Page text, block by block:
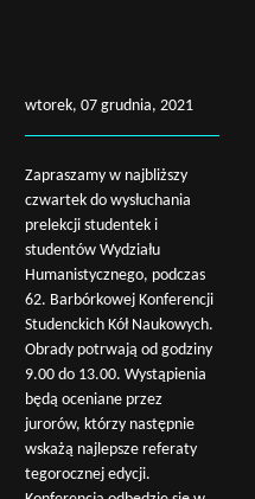
wtorek, 07 grudnia, 2021
Zapraszamy w najbliższy
czwartek do wysłuchania
prelekcji studentek i
studentów Wydziału
Humanistycznego, podczas
62. Barbórkowej Konferencji
Studenckich Kół Naukowych.
Obrady potrwają od godziny
9.00 do 13.00. Wystąpienia
będą oceniane przez
jurorów, którzy następnie
wskażą najlepsze referaty
tegorocznej edycji.